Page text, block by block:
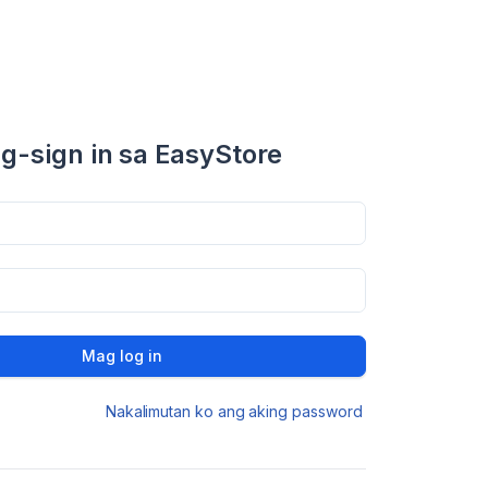
sign in sa EasyStore
Mag log in
Nakalimutan ko ang aking password